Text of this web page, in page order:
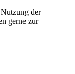
der
gerne zur